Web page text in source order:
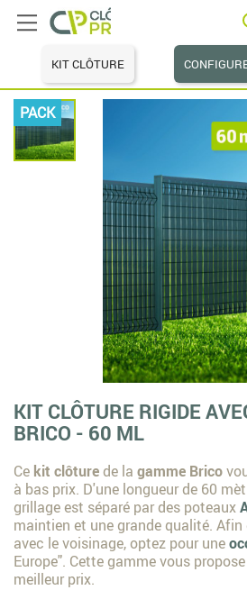
KIT CLÔTURE
PACK
KIT CLÔTURE RIGIDE
BRICO - 60 ML
Ce kit clôturede la gamme Brico
à bas prix. D'une longueur de 60
grillage est séparé par des poteaux
maintien et une grande qualité. Afin
avec le voisinage, optez pour une
Europe". Cette gamme vous
meilleur prix.